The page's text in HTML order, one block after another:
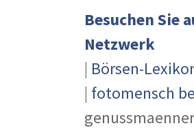
Besuchen Sie
Netzwerk
| Börsen-
| fotomensch